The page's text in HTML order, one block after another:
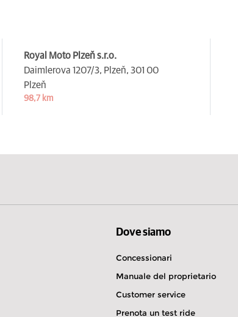
Royal Moto Plzeň s.r.o.
Daimlerova 1207/3, Plzeň, 301 00
Plzeň
98,7 km
Dove siamo
Concessionari
Manuale del proprietario
Customer service
Prenota un test ride